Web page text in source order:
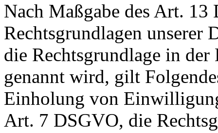
Nach Maßgabe des Art.
Rechtsgrundlagen unserer
die Rechtsgrundlage in
genannt wird, gilt
Einholung von
Art. 7 DSGVO, die